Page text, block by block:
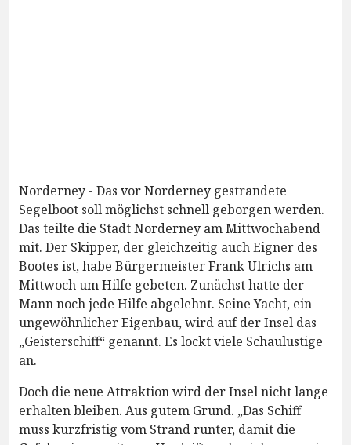
Norderney - Das vor Norderney gestrandete
Segelboot soll möglichst schnell geborgen werden.
Das teilte die Stadt Norderney am Mittwochabend
mit. Der Skipper, der gleichzeitig auch Eigner des
Bootes ist, habe Bürgermeister Frank Ulrichs am
Mittwoch um Hilfe gebeten. Zunächst hatte der
Mann noch jede Hilfe abgelehnt. Seine Yacht, ein
ungewöhnlicher Eigenbau, wird auf der Insel das
„Geisterschiff“ genannt. Es lockt viele Schaulustige
an.
Doch die neue Attraktion wird der Insel nicht lange
erhalten bleiben. Aus gutem Grund. „Das Schiff
muss kurzfristig vom Strand runter, damit die